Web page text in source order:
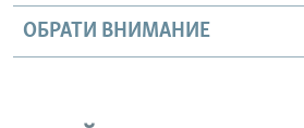
ОБРАТИ ВНИМАНИЕ